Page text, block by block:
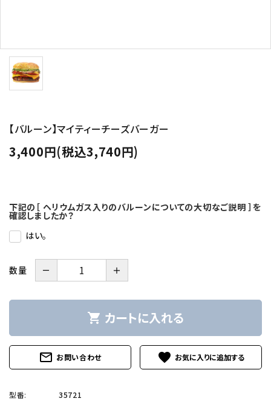
meeting_room ログイン
【バルーン】マイティーチーズバーガー
3,400円(税込3,740円)
下記の［ ヘリウムガス入りのバルーンについての大切なご説明 ］を
確認しましたか？
はい。
数量 － ＋
shopping_cart カートに入れる
mail_outline お問い合わせ favorite
型番: 35721